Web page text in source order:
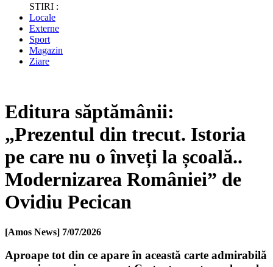
STIRI :
Locale
Externe
Sport
Magazin
Ziare
Editura săptămânii:
„Prezentul din trecut. Istoria
pe care nu o înveți la școală..
Modernizarea României” de
Ovidiu Pecican
[Amos News] 7/07/2026
Aproape tot din ce apare în această carte admirabilă